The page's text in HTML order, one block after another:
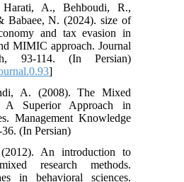
Harati, A., Behboudi, R.,
Babaee, N. (2024). size of
and tax evasion in
MIMIC approach. Journal
93-114. (In Persian)
A. (2008). The Mixed
A Superior Approach in
Management Knowledge
36. (In Persian)
(2012). An introduction to
research methods.
in behavioral sciences.